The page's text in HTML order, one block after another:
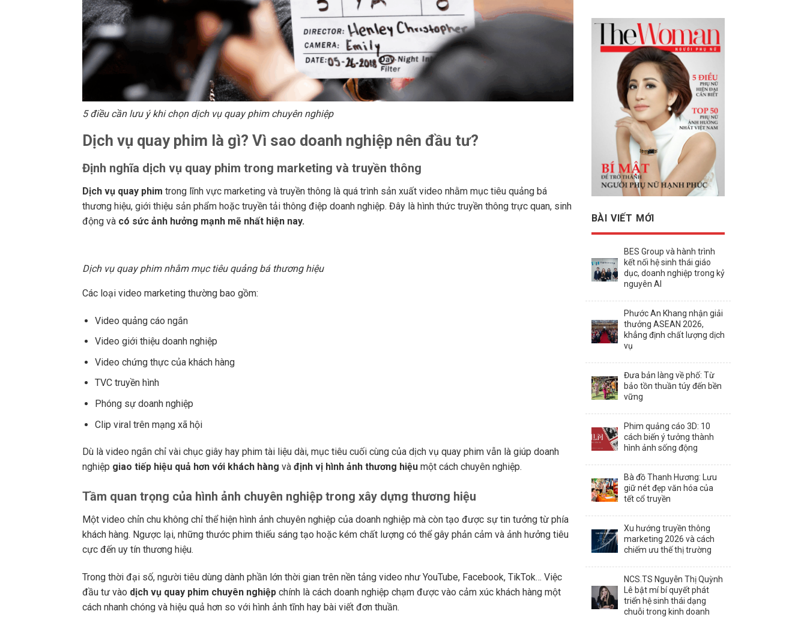
5 điều cần lưu ý khi chọn dịch vụ quay phim chuyên nghiệp
Dịch vụ quay phim là gì? Vì sao doanh nghiệp nên đầu tư?
Định nghĩa dịch vụ quay phim trong marketing và truyền thông
Dịch vụ quay phim trong lĩnh vực marketing và truyền thông là quá trình sản xuất video nhằm mục tiêu quảng bá
thương hiệu, giới thiệu sản phẩm hoặc truyền tải thông điệp doanh nghiệp. Đây là hình thức truyền thông trực quan, sinh
động và có sức ảnh hưởng mạnh mẽ nhất hiện nay.
Dịch vụ quay phim nhằm mục tiêu quảng bá thương hiệu
Các loại video marketing thường bao gồm:
Video quảng cáo ngắn
Video giới thiệu doanh nghiệp
Video chứng thực của khách hàng
TVC truyền hình
Phóng sự doanh nghiệp
Clip viral trên mạng xã hội
Dù là video ngắn chỉ vài chục giây hay phim tài liệu dài, mục tiêu cuối cùng của dịch vụ quay phim vẫn là giúp doanh
nghiệp giao tiếp hiệu quả hơn với khách hàng và định vị hình ảnh thương hiệu một cách chuyên nghiệp.
Tầm quan trọng của hình ảnh chuyên nghiệp trong xây dựng thương hiệu
Một video chỉn chu không chỉ thể hiện hình ảnh chuyên nghiệp của doanh nghiệp mà còn tạo được sự tin tưởng từ phía
khách hàng. Ngược lại, những thước phim thiếu sáng tạo hoặc kém chất lượng có thể gây phản cảm và ảnh hưởng tiêu
cực đến uy tín thương hiệu.
Trong thời đại số, người tiêu dùng dành phần lớn thời gian trên nền tảng video như YouTube, Facebook, TikTok… Việc
đầu tư vào dịch vụ quay phim chuyên nghiệp chính là cách doanh nghiệp chạm được vào cảm xúc khách hàng một
cách nhanh chóng và hiệu quả hơn so với hình ảnh tĩnh hay bài viết đơn thuần.
BÀI VIẾT MỚI
BES Group và hành trình
kết nối hệ sinh thái giáo
dục, doanh nghiệp trong kỷ
nguyên AI
Phước An Khang nhận giải
thưởng ASEAN 2026,
khẳng định chất lượng dịch
vụ
Đưa bản làng về phố: Từ
bảo tồn thuần túy đến bền
vững
Phim quảng cáo 3D: 10
cách biến ý tưởng thành
hình ảnh sống động
Bà đồ Thanh Hương: Lưu
giữ nét đẹp văn hóa của
tết cổ truyền
Xu hướng truyền thông
marketing 2026 và cách
chiếm ưu thế thị trường
NCS.TS Nguyễn Thị Quỳnh
Lê bật mí bí quyết phát
triển hệ sinh thái dạng
chuỗi trong kinh doanh